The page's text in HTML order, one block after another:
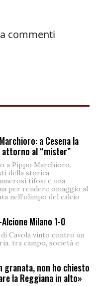
a Cesena la
al “mister”
a Pippo Marchioro.
della storica
tifosi e una
per rendere omaggio al
nell’olimpo del calcio
Milano 1-0
Cavola vinto contro un
tra campo, società e
granata, non ho chiesto
la Reggiana in alto»